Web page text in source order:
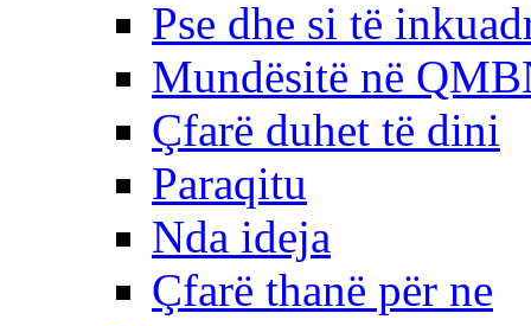
Pse dhe si të
Mundësitë në
Çfarë duhet të dini
Paraqitu
Nda ideja
Çfarë thanë për ne